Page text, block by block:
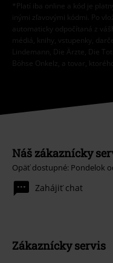
*Platí iba online a kód je
inými zľavovými kódmi. Po
automaticky odpočítaná z
médiá, knihy, vstupenky,
Lindemann, Die Ärzte, Die
Böhse Onkelz, a tovar,
Náš zákaznícky
Opäť dostupné: Pondelok
Zahájiť chat
Zákaznícky servis